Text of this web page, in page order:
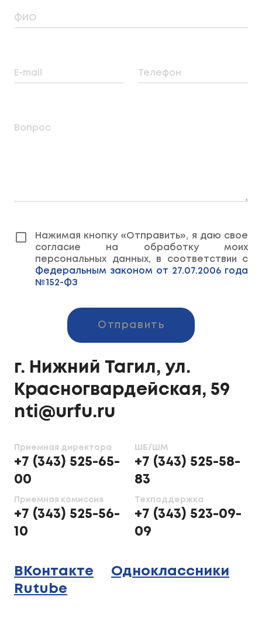
г. Нижний Тагил, ул.
Красногвардейская, 59
nti@urfu.ru
Приемная директора
+7 (343) 525-65-
00
Приемная комиссия
+7 (343) 525-56-
10
ШБ/ШМ
+7 (343) 525-58-
83
Техподдержка
+7 (343) 523-09-
09
ВКонтакте
Одноклассники
Rutube
ФИО
E-mail Телефон
Вопрос
Нажимая кнопку «Отправить», я даю свое
согласие на обработку моих
персональных данных, в соответствии с
Федеральным законом от 27.07.2006 года
№152-ФЗ
Отправить